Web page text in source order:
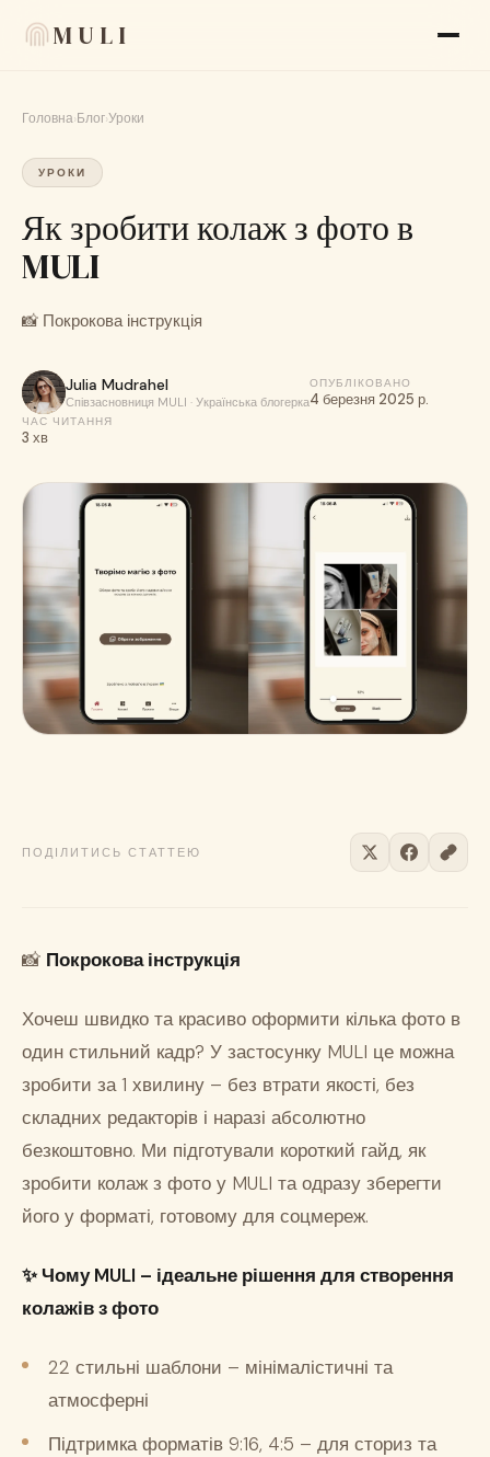
MULI
Відгуки
Блог
FAQ
Про нас
Language 🇺🇦 UK
Вигляд
Завантажити безкоштовно в App Store
Головна›Блог›Уроки
УРОКИ
Як зробити колаж з фото в
MULI
📸 Покрокова інструкція
Julia Mudrahel
Співзасновниця MULI · Українська блогерка
ОПУБЛІКОВАНО
4 березня 2025 р.
ЧАС ЧИТАННЯ
3 хв
ПОДІЛИТИСЬ СТАТТЕЮ
📸 Покрокова інструкція
Хочеш швидко та красиво оформити кілька фото в
один стильний кадр? У застосунку MULI це можна
зробити за 1 хвилину – без втрати якості, без
складних редакторів і наразі абсолютно
безкоштовно. Ми підготували короткий гайд, як
зробити колаж з фото у MULI та одразу зберегти
його у форматі, готовому для соцмереж.
✨ Чому MULI – ідеальне рішення для створення
колажів з фото
22 стильні шаблони – мінімалістичні та
атмосферні
Підтримка форматів 9:16, 4:5 – для сториз та